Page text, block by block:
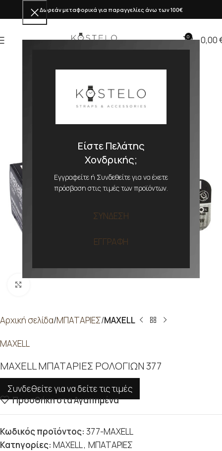
Είστε Πελάτης
Χονδρικής;
Εγγραφείτε ή Συνδεθείτε για να έχετε
πρόσβαση στις τιμές των προϊόντων.
ΣΥΝΔΕΣΗ
ΕΓΓΡΑΦΗ
Δωρεάν μεταφορικά για παραγγελίες άνω των 100€
0 0,00
Αρχική σελίδα ΜΠΑΤΑΡΙΕΣ MAXELL
MAXELL
MAXELL ΜΠΑΤΑΡΙΕΣ ΡΟΛΟΓΙΩΝ 377
Συνδεθείτε για να δείτε τις τιμές
Προσθήκη στα Αγαπημένα
Κωδικός προϊόντος: 377-MAXELL
Κατηγορίες: MAXELL, ΜΠΑΤΑΡΙΕΣ